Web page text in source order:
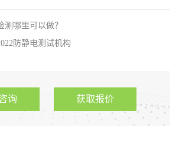
测哪里可以做？
防静电测试机构
询 获取报价